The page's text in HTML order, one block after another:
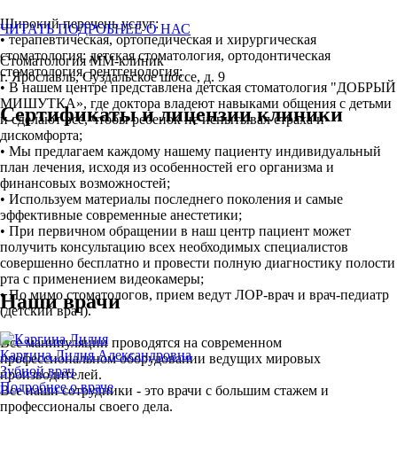
Широкий перечень услуг:
• терапевтическая, ортопедическая и хирургическая
стоматология; детская стоматология, ортодонтическая
стоматология, рентгенология;
• В нашем центре представлена детская стоматология "ДОБРЫЙ
МИШУТКА», где доктора владеют навыками общения с детьми
и сделают все, чтобы ребенок не испытывал страха и
дискомфорта;
• Мы предлагаем каждому нашему пациенту индивидуальный
план лечения, исходя из особенностей его организма и
финансовых возможностей;
• Используем материалы последнего поколения и самые
эффективные современные анестетики;
• При первичном обращении в наш центр пациент может
получить консультацию всех необходимых специалистов
совершенно бесплатно и провести полную диагностику полости
рта с применением видеокамеры;
• По мимо стоматологов, прием ведут ЛОР-врач и врач-педиатр
(детский врач).
Все манипуляции проводятся на современном
профессиональном оборудовании ведущих мировых
производителей.
Все наши сотрудники - это врачи с большим стажем и
профессионалы своего дела.
ЧИТАТЬ ПОДРОБНЕЕ О НАС
Стоматология ММ-клиник
г. Ярославль, Суздальское шоссе, д. 9
Сертификаты и лицензии клиники
Наши врачи
Каргина Лилия Александровна
Зубной врач
Подробнее о враче